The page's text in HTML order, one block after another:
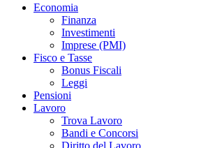
Economia
Finanza
Investimenti
Imprese (PMI)
Fisco e Tasse
Bonus Fiscali
Leggi
Pensioni
Lavoro
Trova Lavoro
Bandi e Concorsi
Diritto del Lavoro